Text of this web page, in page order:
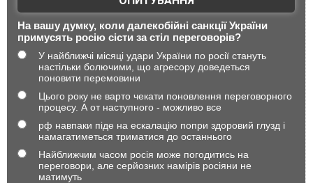
На вашу думку, коли далекобійні санкції України
примусять росію сісти за стіл переговорів?
У найближчі місяці удари України по росії стануть
настільки болючими, що агресору доведеться
поновити перемовини
Цього року не варто чекати поновлення переговорного
процесу. А от наступного - можливо все
рф навпаки піде на ескалацію попри здоровий глузд і
намагатиметься триматися до останнього
Найближчим часом росія може погодитись на
переговори, але серйозних намірів росіяни не
матимуть